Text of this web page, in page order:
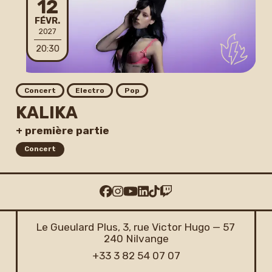
12
FÉVRIER
FÉVR.
2027
20:30
Concert Electro Pop
KALIKA
+ première partie
Concert
Le Gueulard Plus, 3, rue Victor Hugo — 57
240 Nilvange
+33 3 82 54 07 07